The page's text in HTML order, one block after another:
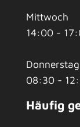
Mittwoch
14:00 -
08:30 -
Häufig